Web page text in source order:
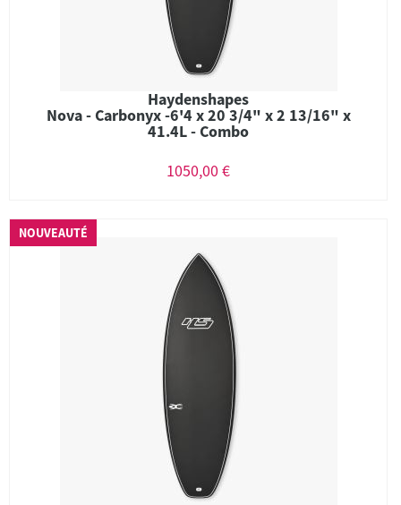
Haydenshapes
Nova - Carbonyx -6'4 x 20 3/4" x 2 13/16" x
41.4L - Combo
1050,00 €
NOUVEAUTÉ